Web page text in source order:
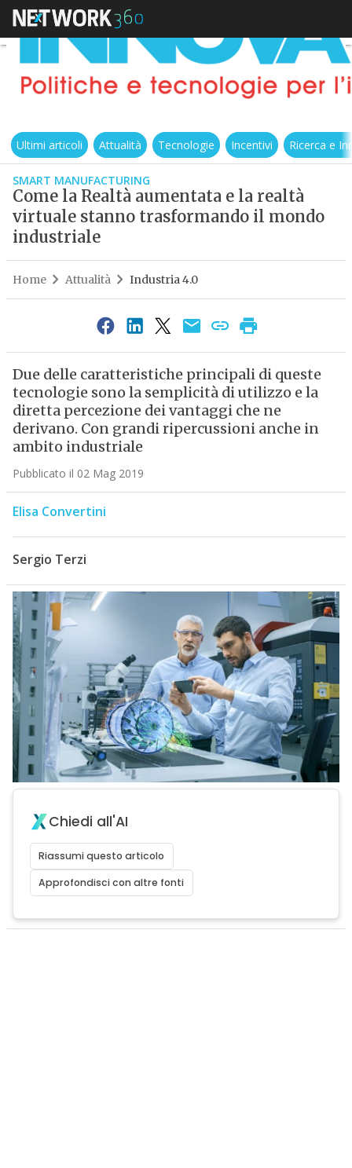
Ultimi articoli Attualità Tecnologie Incentivi Ricerca e
SMART MANUFACTURING
Come la Realtà aumentata e la realtà
virtuale stanno trasformando il mondo
industriale
Home Attualità Industria 4.0
Due delle caratteristiche principali di queste
tecnologie sono la semplicità di utilizzo e la
diretta percezione dei vantaggi che ne
derivano. Con grandi ripercussioni anche in
ambito industriale
Pubblicato il 02 Mag 2019
Elisa Convertini
Sergio Terzi
Chiedi all'AI
Riassumi questo articolo
Approfondisci con altre fonti